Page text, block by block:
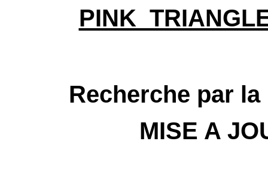
Recherche par
MISE A